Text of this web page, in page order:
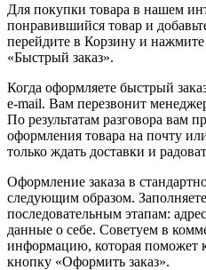
Для покупки товара в нашем
понравившийся товар и
перейдите в Корзину и
«Быстрый заказ».
Когда оформляете быстрый
e-mail. Вам перезвонит
По результатам разговора вам
оформления товара на почту
только ждать доставки и
Оформление заказа в
следующим образом.
последовательным этапам:
данные о себе. Советуем в
информацию, которая поможет
кнопку «Оформить заказ».